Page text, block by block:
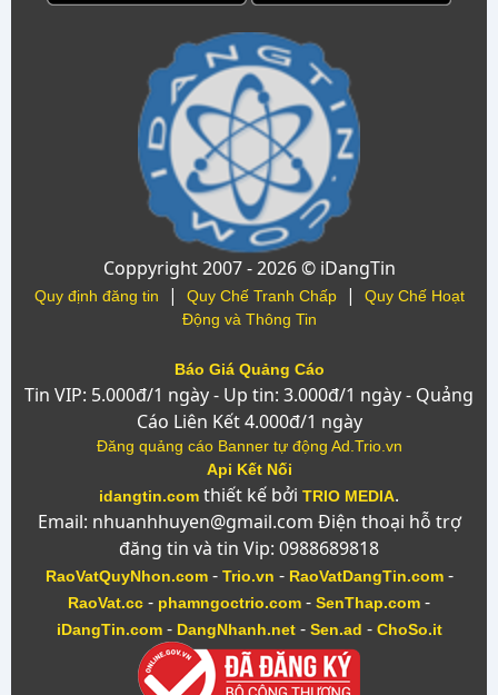
Coppyright 2007 - 2026 © iDangTin
Quy định đăng tin | Quy Chế Tranh Chấp|
Quy Chế Hoạt
Động và Thông Tin
Báo Giá Quảng Cáo
Tin VIP: 5.000đ/1 ngày - Up tin: 3.000đ/1 ngày - Quảng
Cáo Liên Kết 4.000đ/1 ngày
Đăng quảng cáo Banner tự động Ad.Trio.vn
Api Kết Nối
idangtin.com thiết kế bởi TRIO MEDIA.
Email: nhuanhhuyen@gmail.com Điện thoại hỗ trợ
đăng tin và tin Vip: 0988689818
RaoVatQuyNhon.com- Trio.vn - RaoVatDangTin.com-
RaoVat.cc - phamngoctrio.com - SenThap.com -
iDangTin.com- DangNhanh.net- Sen.ad - ChoSo.it